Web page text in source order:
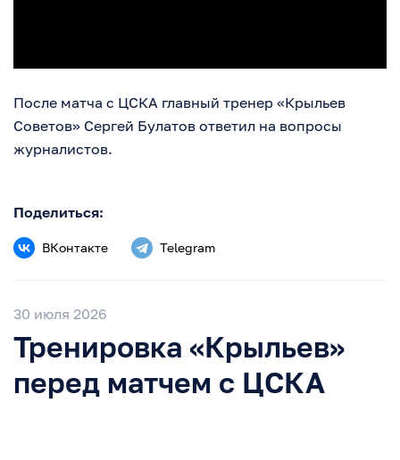
После матча с ЦСКА главный тренер «Крыльев
Советов» Сергей Булатов ответил на вопросы
журналистов.
Поделиться:
ВКонтакте Telegram
30 июля 2026
Тренировка «Крыльев»
перед матчем с ЦСКА